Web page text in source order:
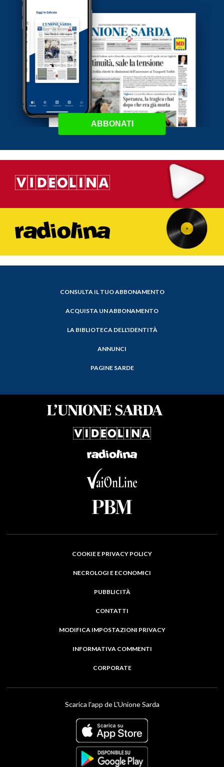
ABBONATI
CONSULTA IL TUO ABBONAMENTO
ACQUISTA UN ABBONAMENTO
LA BIBLIOTECA DELL'IDENTITÀ
ANNUNCI
PAGINE SARDE
COOKIE E PRIVACY POLICY
NECROLOGI E ECONOMICI
PUBBLICITÀ
CONTATTI
MODIFICA IMPOSTAZIONI PRIVACY
INFORMATIVA COMMENTI
CORPORATE
Scarica l'app de L'Unione Sarda